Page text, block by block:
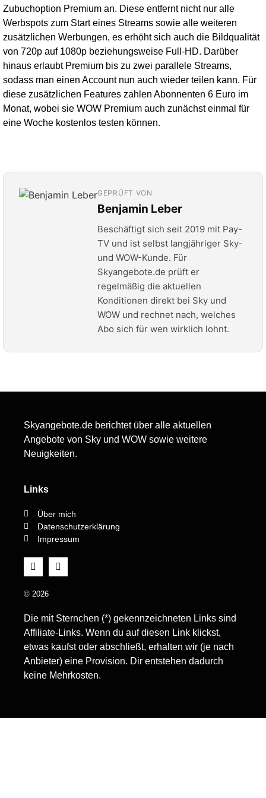
Zubuchoption Premium an. Diese entfernt nicht nur alle
Werbspots zum Start eines Streams sowie alle weiteren
zusätzlichen Werbungen, es erhöht sich auch die Bildqualität
von 720p auf 1080p beziehungsweise Full-HD. Darüber
hinaus erlaubt Premium bis zu zwei parallele Streams,
sodass man einen Account nun auch wieder teilen kann. Für
diese zusätzlichen Features zahlen Abonnenten 6 Euro im
Monat, wobei sie WOW Premium auch zunächst einmal für
eine Woche kostenlos testen können.
GEPRÜFT VON
Benjamin Leber
Beschäftigt sich seit 2019 mit Pay-
TV und ist selbst langjähriger Sky-
und WOW-Kunde. Für
Skyangebote.de prüft er
regelmäßig die aktuellen
Konditionen direkt bei Sky und
WOW und rechnet nach, welches
Abo sich für wen wirklich lohnt.
Skyangebote.de berichtet über alle aktuellen
Angebote von Sky und WOW sowie weitere
Neuigkeiten.
Links
Über mich
Datenschutzerklärung
Impressum
© 2026
Die mit Sternchen (*) gekennzeichneten Links sind
Affiliate-Links. Wenn du auf diesen Link klickst,
etwas kaufst oder abschließt, erhalten wir (je nach
Anbieter) eine Provision. Dir entstehen dadurch
keine Mehrkosten.